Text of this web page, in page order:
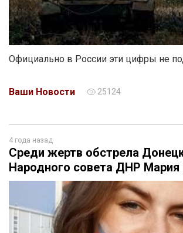
Официально в России эти цифры не
Ваши Новости 25124
4 года назад
Среди жертв обстрела
Народного совета ДНР Мария